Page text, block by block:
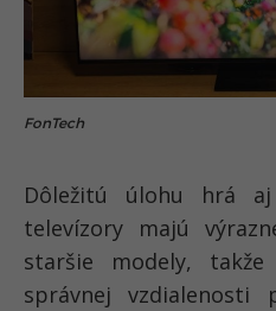
FonTech
Dôležitú úlohu hrá
televízory majú
staršie modely,
správnej vzdialenosti